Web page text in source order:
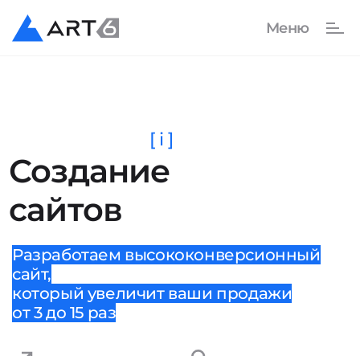
Создание
сайтов
[ i ]
Разработаем высококонверсионный
сайт,
который увеличит ваши продажи
от 3 до 15 раз